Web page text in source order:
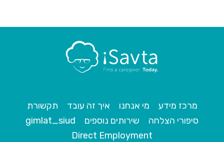
מרכז מידע מי אנחנו איך זה עובד
תקשורת
סיפורי הצלחה
שירותים נוספים
gimlat_siud
Direct Employment